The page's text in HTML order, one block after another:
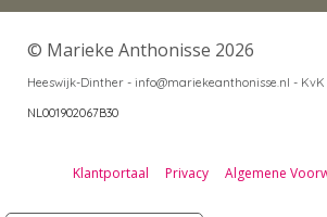
© Marieke Anthonisse 2026
Heeswijk-Dinther - info@mariekeanthonisse.nl - KvK
NL001902067B30
Klantportaal Privacy Algemene